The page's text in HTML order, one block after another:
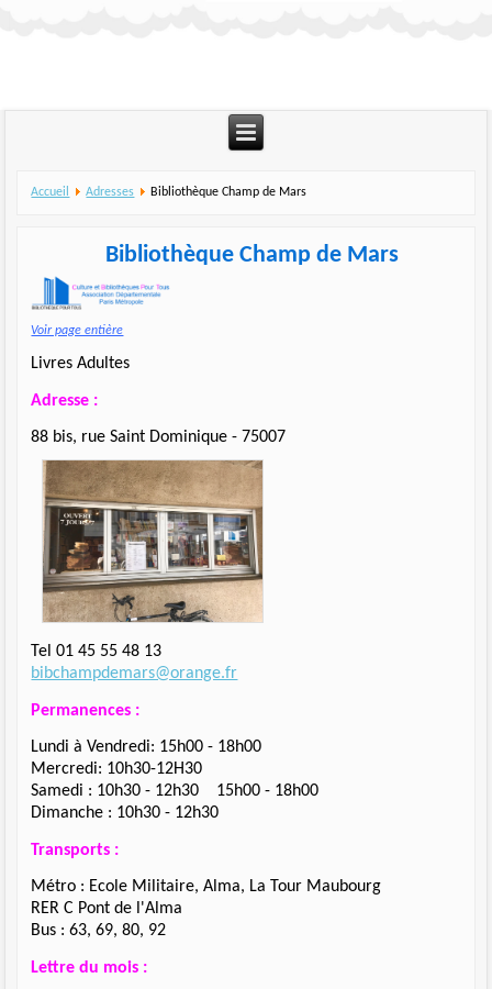
Accueil Adresses Bibliothèque Champ de Mars
Bibliothèque Champ de Mars
Voir page entière
Livres Adultes
Adresse :
88 bis, rue Saint Dominique - 75007
Tel 01 45 55 48 13
bibchampdemars@orange.fr
Permanences :
Lundi à Vendredi: 15h00 - 18h00
Mercredi: 10h30-12H30
Samedi : 10h30 - 12h30 15h00 - 18h00
Dimanche : 10h30 - 12h30
Transports :
Métro : Ecole Militaire, Alma, La Tour Maubourg
RER C Pont de l'Alma
Bus : 63, 69, 80, 92
Lettre du mois :